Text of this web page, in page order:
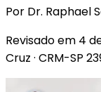
Por Dr. Raphael
Revisado em 4
Cruz · CRM-SP